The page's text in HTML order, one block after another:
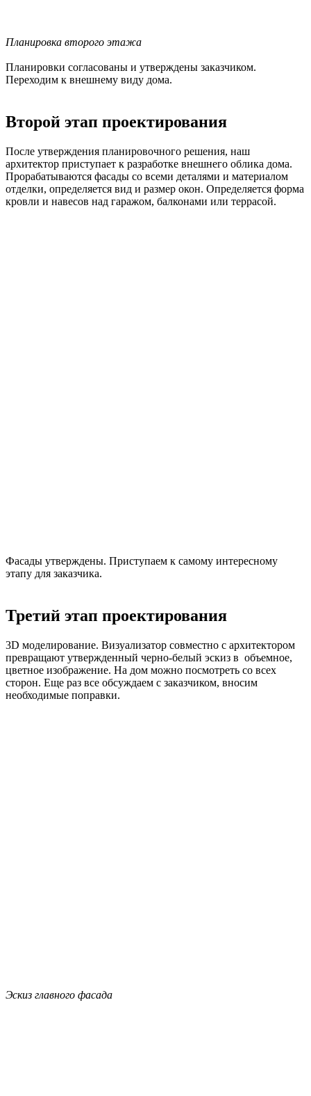
Планировка второго этажа
Планировки согласованы и утверждены заказчиком.
Переходим к внешнему виду дома.
Второй этап проектирования
После утверждения планировочного решения, наш
архитектор приступает к разработке внешнего облика дома.
Прорабатываются фасады со всеми деталями и материалом
отделки, определяется вид и размер окон. Определяется форма
кровли и навесов над гаражом, балконами или террасой.
Фасады утверждены. Приступаем к самому интересному
этапу для заказчика.
Третий этап проектирования
3D моделирование. Визуализатор совместно с архитектором
превращают утвержденный черно-белый эскиз в объемное,
цветное изображение. На дом можно посмотреть со всех
сторон. Еще раз все обсуждаем с заказчиком, вносим
необходимые поправки.
Эскиз главного фасада